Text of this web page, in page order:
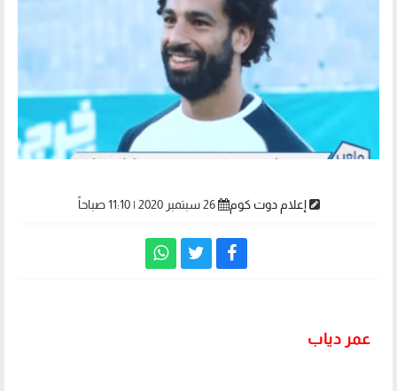
إعلام دوت كوم 26 سبتمبر 2020 | 11:10 صباحاً
عمر دياب